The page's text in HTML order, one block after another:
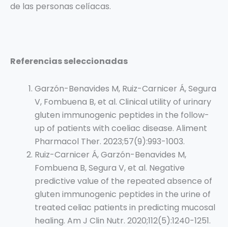
de las personas celíacas.
Referencias seleccionadas
Garzón-Benavides M, Ruiz-Carnicer Á, Segura
V, Fombuena B, et al. Clinical utility of urinary
gluten immunogenic peptides in the follow-
up of patients with coeliac disease. Aliment
Pharmacol Ther. 2023;57(9):993-1003.
Ruiz-Carnicer Á, Garzón-Benavides M,
Fombuena B, Segura V, et al. Negative
predictive value of the repeated absence of
gluten immunogenic peptides in the urine of
treated celiac patients in predicting mucosal
healing. Am J Clin Nutr. 2020;112(5):1240-1251.